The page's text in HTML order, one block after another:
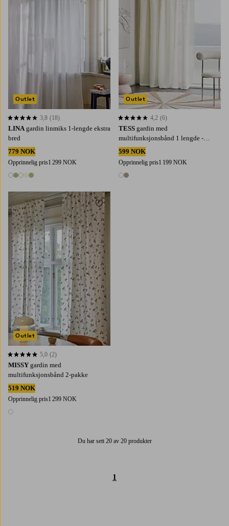
LINA gardin linmiks 1-lengde ekstra
bred
779 NOK
Opprinnelig pris1 299 NOK
5 farger
3,8 basert på 18 karaktergivninger
3,8 (18)
Outlet
TESS gardin med
multifunksjonsbånd 1 lengde -
ekstra bred
599 NOK
Opprinnelig pris1 199 NOK
2 farger
4,2 basert på 6 karaktergivninger
4,2 (6)
Outlet
MISSY gardin med
multifunksjonsbånd 2-pakke
519 NOK
Opprinnelig pris1 299 NOK
1 farge
5,0 basert på 2 karaktergivninger
5,0 (2)
Outlet
Legg til favoritter
220250300
Du har sett 20 av 20 produkter
1